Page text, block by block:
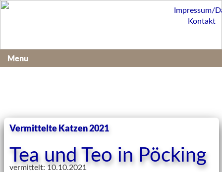
Vermittelte Katzen 2021
Tea und Teo in Pöcking
vermittelt: 10.10.2021
Impressum/
Kontakt
Menu